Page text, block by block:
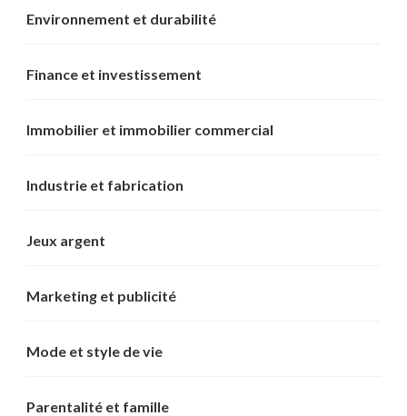
Environnement et durabilité
Finance et investissement
Immobilier et immobilier commercial
Industrie et fabrication
Jeux argent
Marketing et publicité
Mode et style de vie
Parentalité et famille